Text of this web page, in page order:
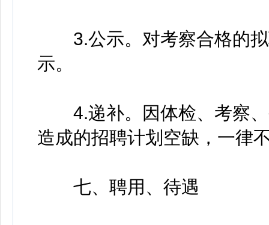
3.公示。对考察合格的拟
示。
4.递补。因体检、考察、
造成的招聘计划空缺，一律
七、聘用、待遇